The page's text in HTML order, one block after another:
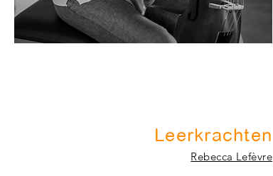
Leerkrachten
Rebecca Lefèvre